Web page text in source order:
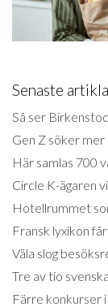
Senaste
Så ser
Gen Z söker mer
Här samlas 700
Circle K-ägaren
Hotellrummet
Fransk lyxikon
Väla slog
Tre av tio
Färre konkurser